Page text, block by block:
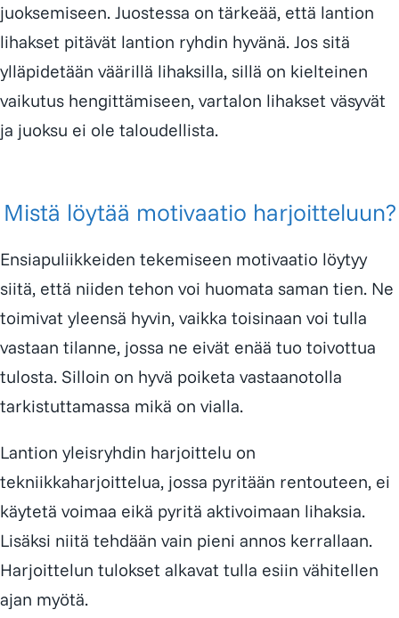
juoksemiseen. Juostessa on tärkeää, että lantion
lihakset pitävät lantion ryhdin hyvänä. Jos sitä
ylläpidetään väärillä lihaksilla, sillä on kielteinen
vaikutus hengittämiseen, vartalon lihakset väsyvät
ja juoksu ei ole taloudellista.
Mistä löytää motivaatio harjoitteluun?
Ensiapuliikkeiden tekemiseen motivaatio löytyy
siitä, että niiden tehon voi huomata saman tien. Ne
toimivat yleensä hyvin, vaikka toisinaan voi tulla
vastaan tilanne, jossa ne eivät enää tuo toivottua
tulosta. Silloin on hyvä poiketa vastaanotolla
tarkistuttamassa mikä on vialla.
Lantion yleisryhdin harjoittelu on
tekniikkaharjoittelua, jossa pyritään rentouteen, ei
käytetä voimaa eikä pyritä aktivoimaan lihaksia.
Lisäksi niitä tehdään vain pieni annos kerrallaan.
Harjoittelun tulokset alkavat tulla esiin vähitellen
ajan myötä.